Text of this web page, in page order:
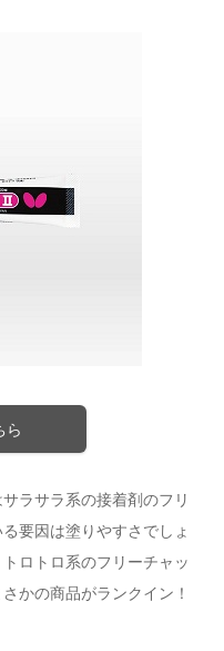
ら
ラサラ系の接着剤のフリ
要因は塗りやすさでしょ
ロトロ系のフリーチャッ
かの商品がランクイン！